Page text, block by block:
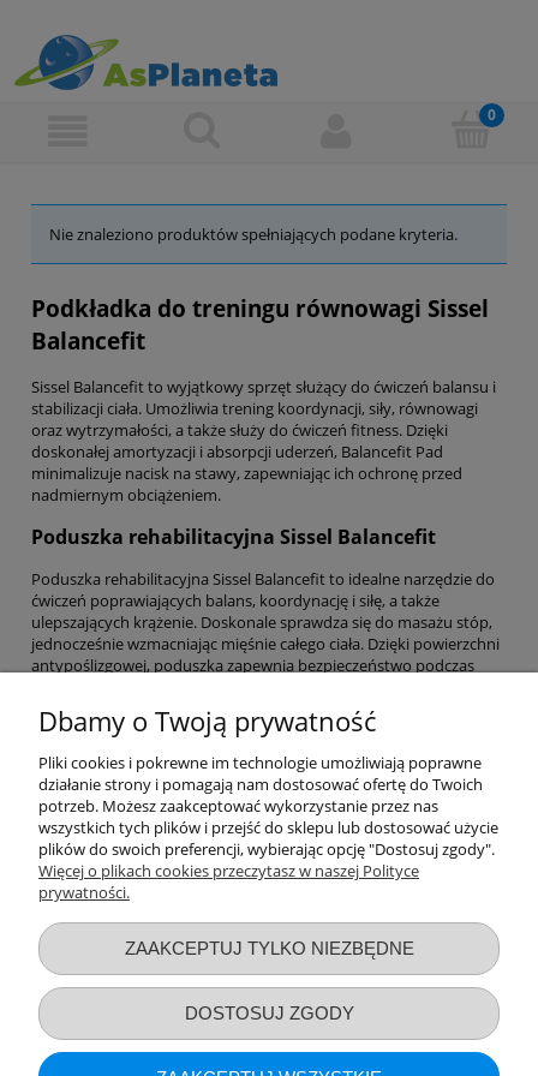
Nie znaleziono produktów spełniających podane kryteria.
Podkładka do treningu równowagi Sissel
Balancefit
Sissel Balancefit to wyjątkowy sprzęt służący do ćwiczeń balansu i
stabilizacji ciała. Umożliwia trening koordynacji, siły, równowagi
oraz wytrzymałości, a także służy do ćwiczeń fitness. Dzięki
doskonałej amortyzacji i absorpcji uderzeń, Balancefit Pad
minimalizuje nacisk na stawy, zapewniając ich ochronę przed
nadmiernym obciążeniem.
Poduszka rehabilitacyjna Sissel Balancefit
Poduszka rehabilitacyjna Sissel Balancefit to idealne narzędzie do
ćwiczeń poprawiających balans, koordynację i siłę, a także
ulepszających krążenie. Doskonale sprawdza się do masażu stóp,
jednocześnie wzmacniając mięśnie całego ciała. Dzięki powierzchni
antypoślizgowej, poduszka zapewnia bezpieczeństwo podczas
Wałek masujący Sissel
Wałek masujący marki Sissel to solidny i wytrzymały produkt,
który pomaga rozluźnić napięte mięśnie, poprawia krążenie,
regeneruje i relaksuje. Jest szczególnie polecany w przypadku
dolegliwości związanych z pasmem biodrowo-piszczelowym,
mięśniami łydek i pośladków.
Dbamy o Twoją prywatność
Pliki cookies i pokrewne im technologie umożliwiają poprawne
działanie strony i pomagają nam dostosować ofertę do Twoich
potrzeb. Możesz zaakceptować wykorzystanie przez nas
wszystkich tych plików i przejść do sklepu lub dostosować użycie
plików do swoich preferencji, wybierając opcję "Dostosuj zgody".
Więcej o plikach cookies przeczytasz w naszej Polityce
prywatności.
ZAAKCEPTUJ TYLKO NIEZBĘDNE
DOSTOSUJ ZGODY